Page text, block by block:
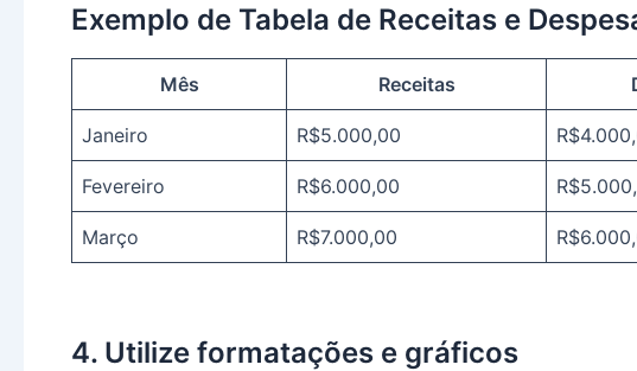
Exemplo de Tabela de Receitas e
Mês Receitas
Janeiro R$5.000,00
Fevereiro R$6.000,00
Março R$7.000,00
4. Utilize formatações e gráficos